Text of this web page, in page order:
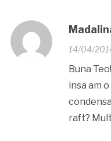
14/04/
Buna
insa am
raft?